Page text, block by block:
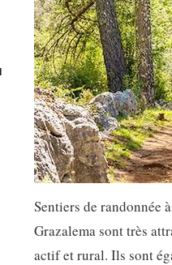
Sentiers de randonnée
Grazalema sont très
actif et rural. Ils sont